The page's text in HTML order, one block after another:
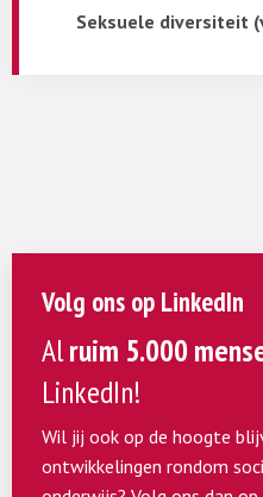
hoe ditSeksuele diversiteit
Volg ons op LinkedIn
Alruim 5.000
LinkedIn!
Wil jij ook op de hoogte
ontwikkelingen rondom